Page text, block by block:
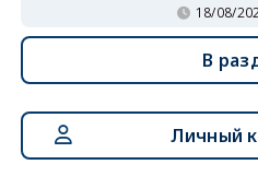
18/08/
В
Личный